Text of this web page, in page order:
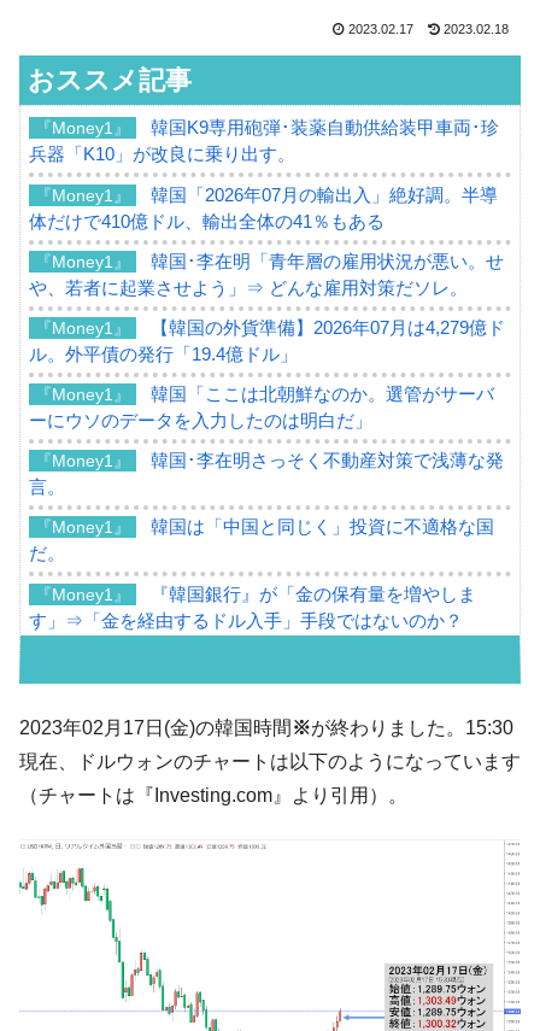
2023.02.17 2023.02.18
おススメ記事
『Money1』
韓国K9専用砲弾･装薬自動供給装甲車両･珍
兵器「K10」が改良に乗り出す。
『Money1』
韓国「2026年07月の輸出入」絶好調。半導
体だけで410億ドル、輸出全体の41％もある
『Money1』
韓国･李在明「青年層の雇用状況が悪い。せ
や、若者に起業させよう」⇒ どんな雇用対策だソレ。
『Money1』
【韓国の外貨準備】2026年07月は4,279億ド
ル。外平債の発行「19.4億ドル」
『Money1』
韓国「ここは北朝鮮なのか。選管がサーバ
ーにウソのデータを入力したのは明白だ」
『Money1』
韓国･李在明さっそく不動産対策で浅薄な発
言。
『Money1』
韓国は「中国と同じく」投資に不適格な国
だ。
『Money1』
『韓国銀行』が「金の保有量を増やしま
す」⇒「金を経由するドル入手」手段ではないのか？
ル」まで拡大 ⇒ 海外資金の動きに強く左右される状態
『Money1』
韓国･帰ってきた李在明。李在明を支持しな
い「50.5％」に上昇
『Money1』
韓国大統領府ボンクラ政策室長が告発され
断
『Money1』
動」
『Money1』
国の過剰生産が世界を蝕む。
韓国製造業「半導体絶好調」のウラで他業
2023年02月17日(金)の韓国時間 ※が終わりました。15:30
現在、ドルウォンのチャートは以下のようになっています
（チャートは『Investing.com』より引用）。